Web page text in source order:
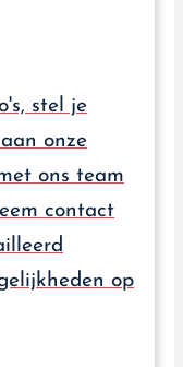
stel je
onze
ons team
contact
op